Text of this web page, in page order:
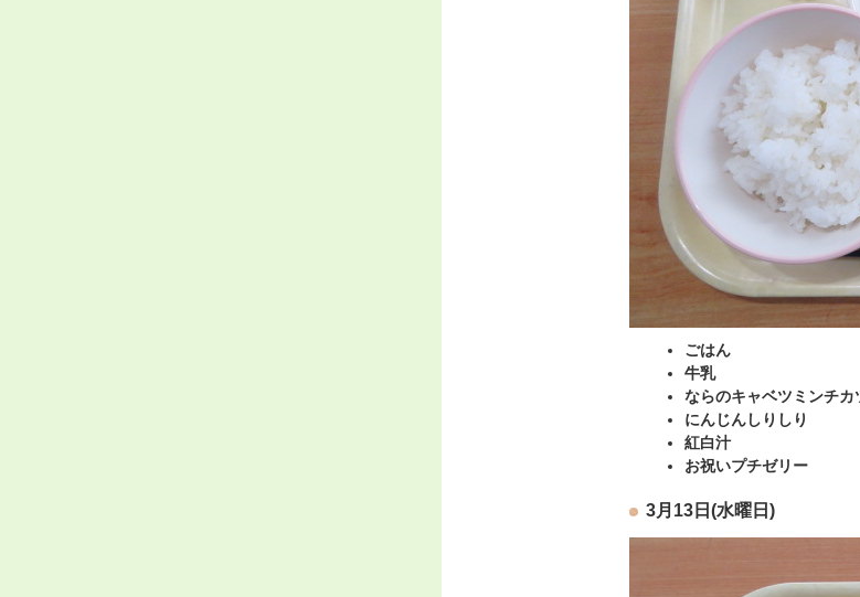
ごはん
牛乳
ならのキャベツミンチカ
にんじんしりしり
紅白汁
お祝いプチゼリー
3月13日(水曜日)